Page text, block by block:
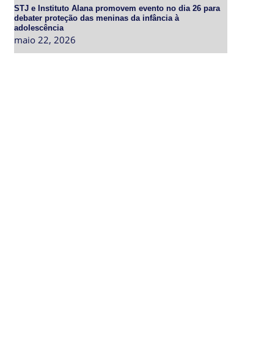
STJ e Instituto Alana promovem evento no dia 26 para
debater proteção das meninas da infância à
adolescência
maio 22, 2026